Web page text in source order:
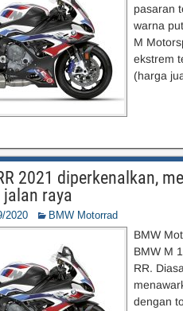
pasaran
warna
M
ekstrem
(harga
2021 diperkenalkan,
raya
2020 BMW Motorrad
BMW
BMW M
RR.
dengan